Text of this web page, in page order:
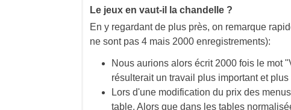
Le jeux en vaut-il la chandelle ?
En y regardant de plus près, on remarque
ne sont pas 4 mais 2000 enregistrements):
Nous aurions alors écrit 2000 fois le mot
résulterait un travail plus important et
Lors d'une modification du prix des
table. Alors que dans les tables